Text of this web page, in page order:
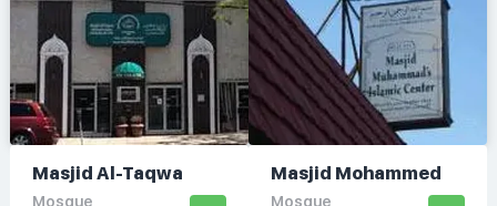
Masjid Al-Taqwa
Mosque
Masjid Mohammed
Mosque